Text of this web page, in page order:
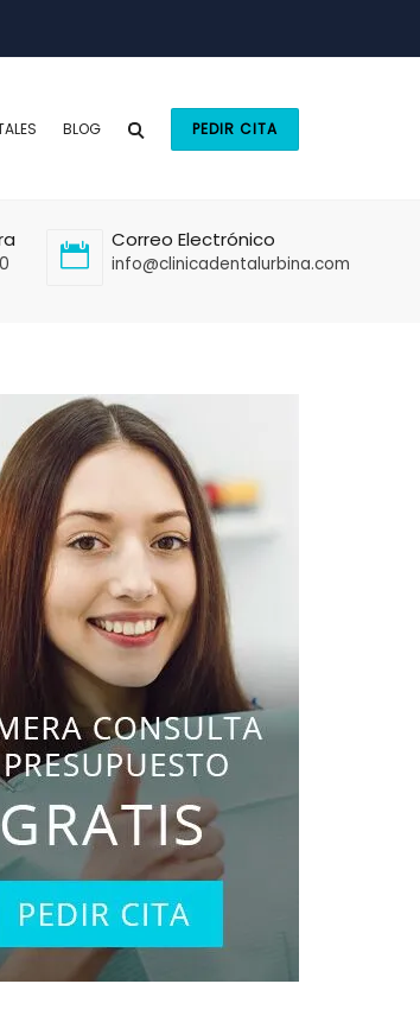
BLOG PEDIR CITA
Correo Electrónico
info@clinicadentalurbina.com